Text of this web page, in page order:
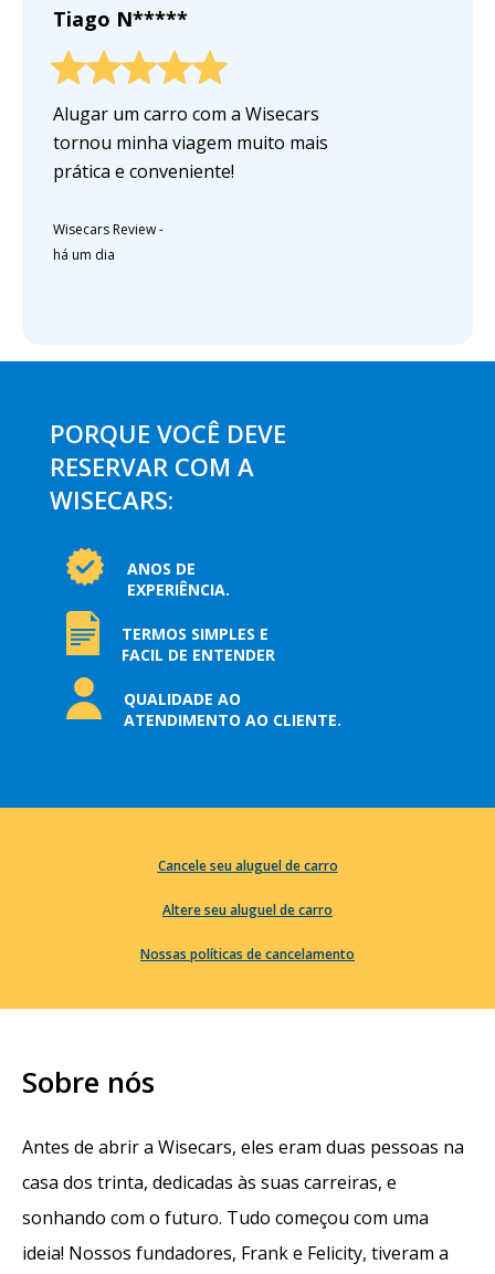
Tiago N*****
Alugar um carro com a Wisecars
tornou minha viagem muito mais
prática e conveniente!
Wisecars Review-
há um dia
PORQUE VOCÊ DEVE
RESERVAR COM A
WISECARS:
ANOS DE
EXPERIÊNCIA.
TERMOS SIMPLES E
FACIL DE ENTENDER
QUALIDADE AO
ATENDIMENTO AO CLIENTE.
Cancele seu aluguel de carro
Altere seu aluguel de carro
Nossas políticas de cancelamento
Sobre nós
Antes de abrir a Wisecars, eles eram duas pessoas na
casa dos trinta, dedicadas às suas carreiras, e
sonhando com o futuro. Tudo começou com uma
ideia! Nossos fundadores, Frank e Felicity, tiveram a